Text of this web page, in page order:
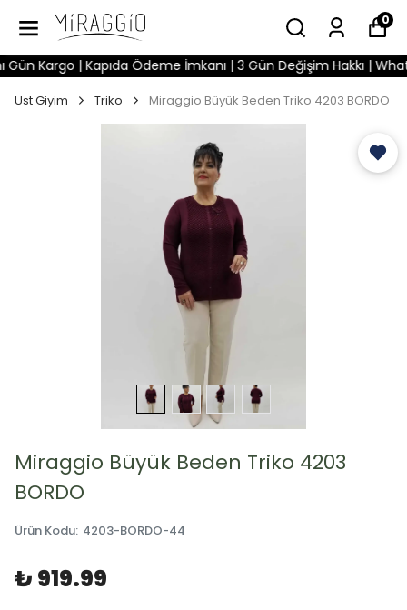
0
Kargo | Kapıda Ödeme İmkanı | 3 Gün Değişim Hakkı |
Üst Giyim Triko Miraggio Büyük Beden Triko 4203 BORDO
Miraggio Büyük Beden Triko 4203
BORDO
Ürün Kodu: 4203-BORDO-44
₺ 919.99